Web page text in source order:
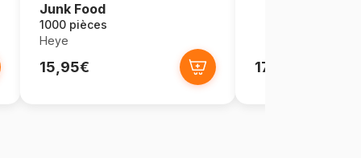
Junk Food
1000 pièces
Heye
15,95€ 17,95€